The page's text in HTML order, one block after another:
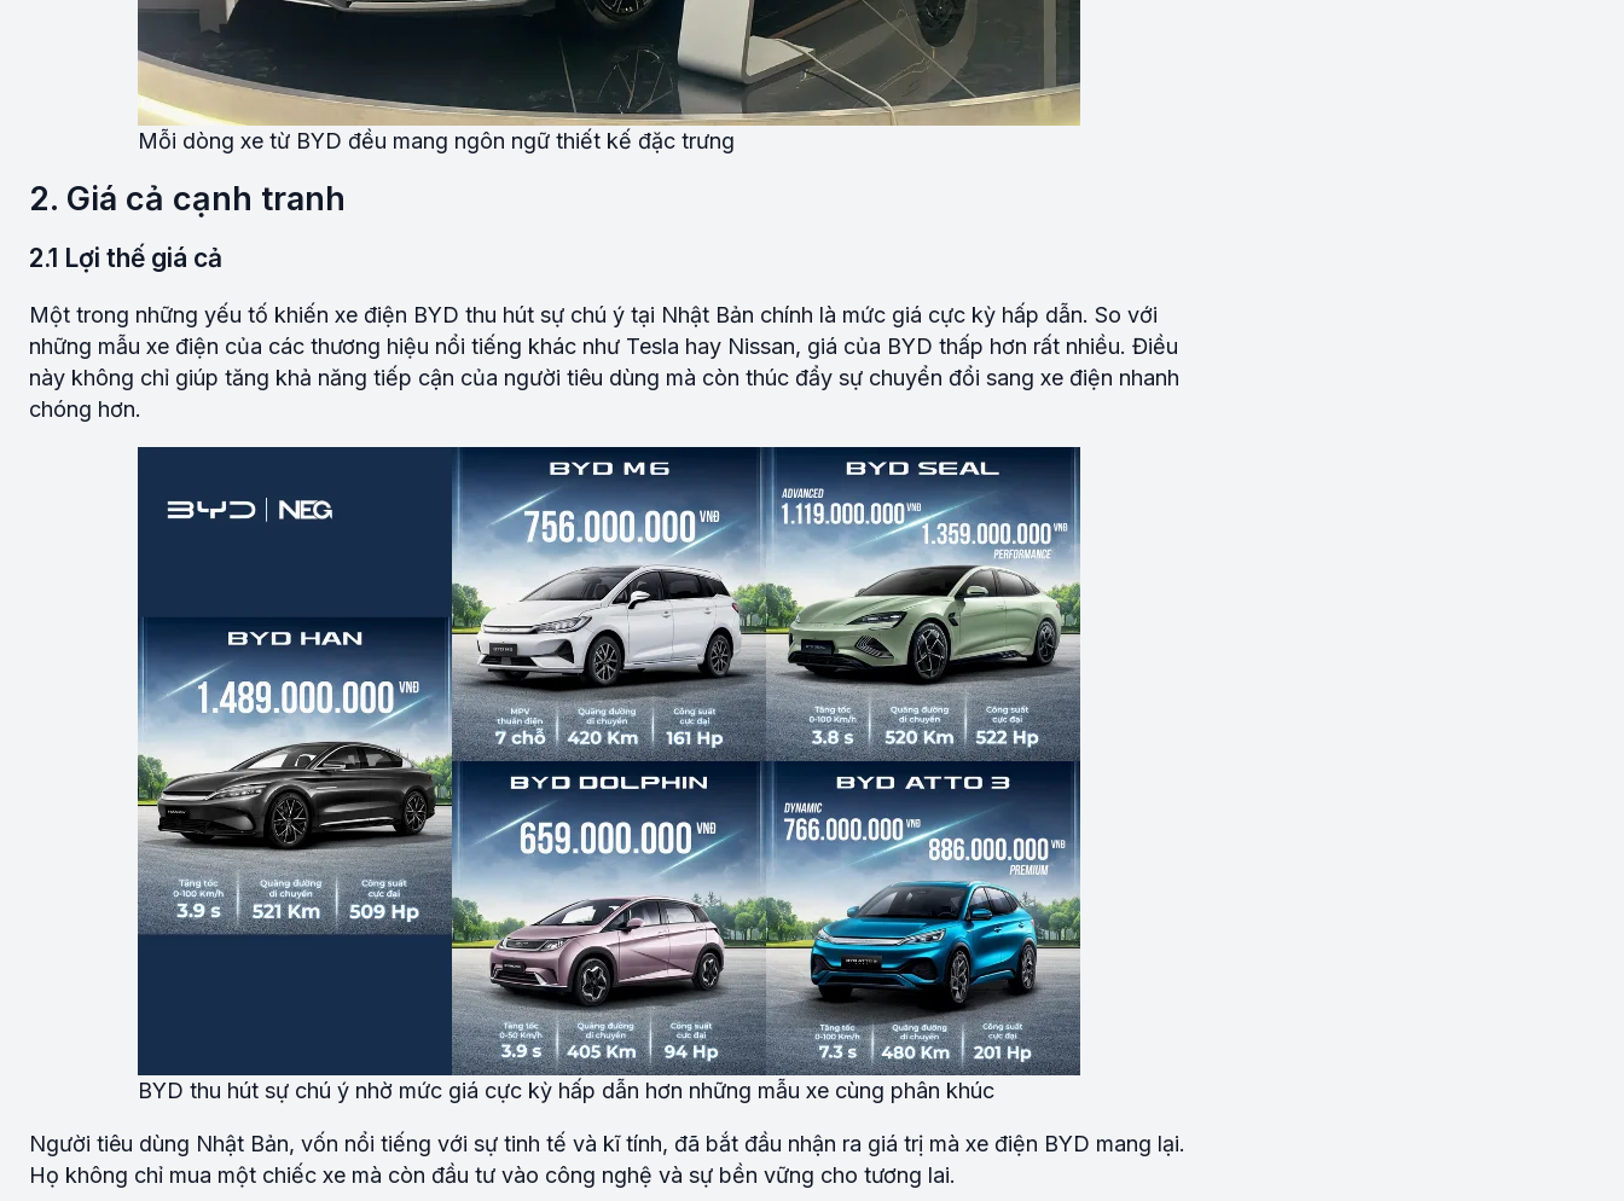
Mỗi dòng xe từ BYD đều mang ngôn ngữ thiết kế đặc trưng
2. Giá cả cạnh tranh
2.1 Lợi thế giá cả
Một trong những yếu tố khiến xe điện BYD thu hút sự chú ý tại Nhật Bản chính là mức giá cực kỳ hấp dẫn. So với
những mẫu xe điện của các thương hiệu nổi tiếng khác như Tesla hay Nissan, giá của BYD thấp hơn rất nhiều. Điều
này không chỉ giúp tăng khả năng tiếp cận của người tiêu dùng mà còn thúc đẩy sự chuyển đổi sang xe điện nhanh
chóng hơn.
BYD thu hút sự chú ý nhờ mức giá cực kỳ hấp dẫn hơn những mẫu xe cùng phân khúc
Người tiêu dùng Nhật Bản, vốn nổi tiếng với sự tinh tế và kĩ tính, đã bắt đầu nhận ra giá trị mà xe điện BYD mang lại.
Họ không chỉ mua một chiếc xe mà còn đầu tư vào công nghệ và sự bền vững cho tương lai.